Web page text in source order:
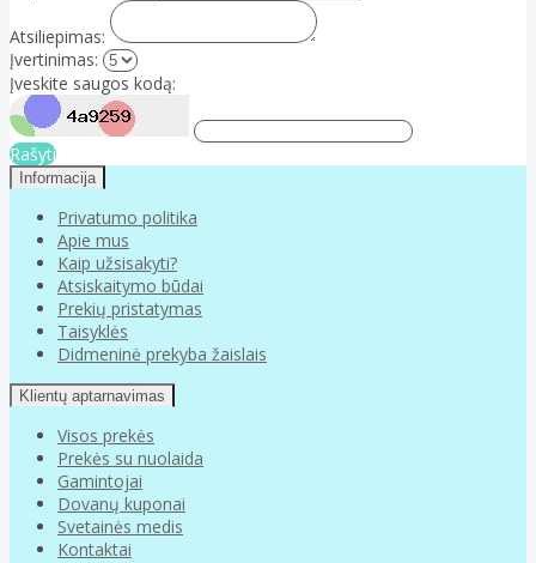
Atsiliepimas:
Įvertinimas:
Įveskite saugos kodą:
Rašyti
Informacija
Privatumo politika
Apie mus
Kaip užsisakyti?
Atsiskaitymo būdai
Prekių pristatymas
Taisyklės
Didmeninė prekyba žaislais
Klientų aptarnavimas
Visos prekės
Prekės su nuolaida
Gamintojai
Dovanų kuponai
Svetainės medis
Kontaktai